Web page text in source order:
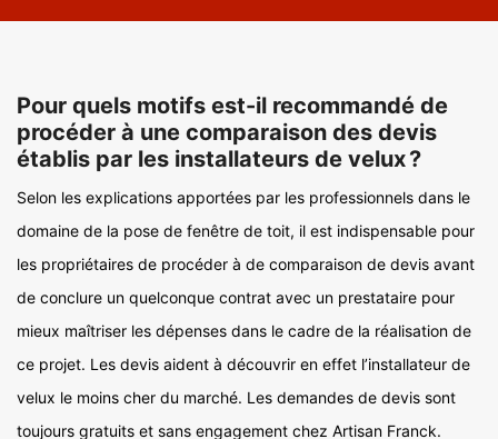
Pour quels motifs est-il recommandé de
procéder à une comparaison des devis
établis par les installateurs de velux ?
Selon les explications apportées par les professionnels dans le
domaine de la pose de fenêtre de toit, il est indispensable pour
les propriétaires de procéder à de comparaison de devis avant
de conclure un quelconque contrat avec un prestataire pour
mieux maîtriser les dépenses dans le cadre de la réalisation de
ce projet. Les devis aident à découvrir en effet l’installateur de
velux le moins cher du marché. Les demandes de devis sont
toujours gratuits et sans engagement chez Artisan Franck.